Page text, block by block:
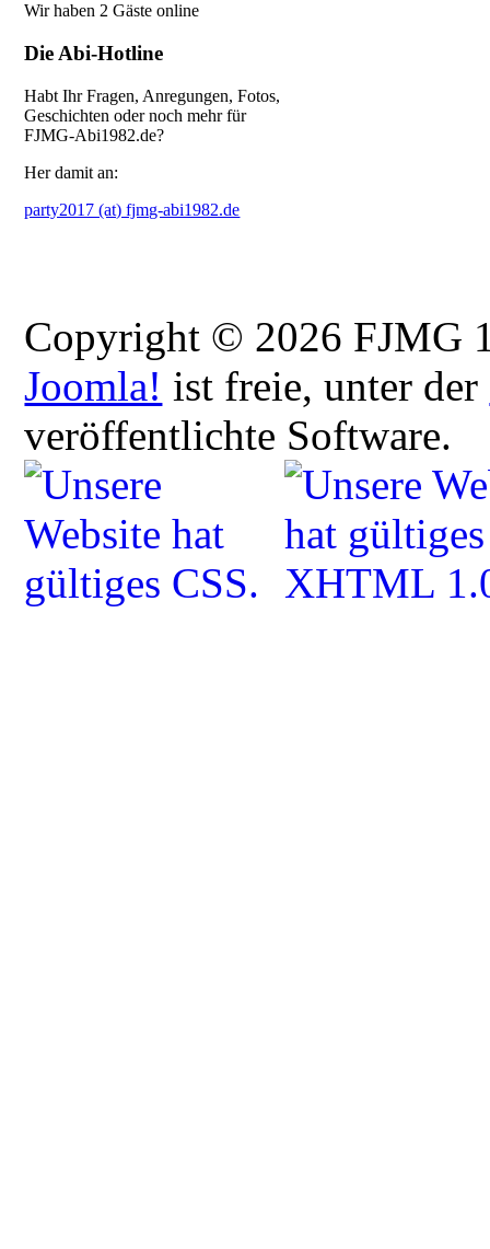
Wir haben 2 Gäste online
Die Abi-Hotline
Habt Ihr Fragen, Anregungen, Fotos,
Geschichten oder noch mehrfür
FJMG-Abi1982.de?
Her damit an:
party2017 (at) fjmg-abi1982.de
Copyright © 2026 FJMG
Joomla! ist freie, unter der
veröffentlichte Software.